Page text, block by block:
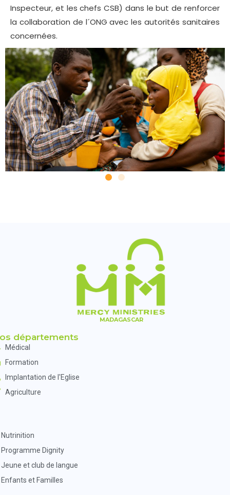
Inspecteur, et les chefs CSB) dans le but de renforcer
la collaboration de l´ONG avec les autorités sanitaires
concernées.
MADAGASCAR
départements
Médical
Formation
Implantation de l'Eglise
Agriculture
Nutrinition
Programme Dignity
Jeune et club de langue
Enfants et Familles